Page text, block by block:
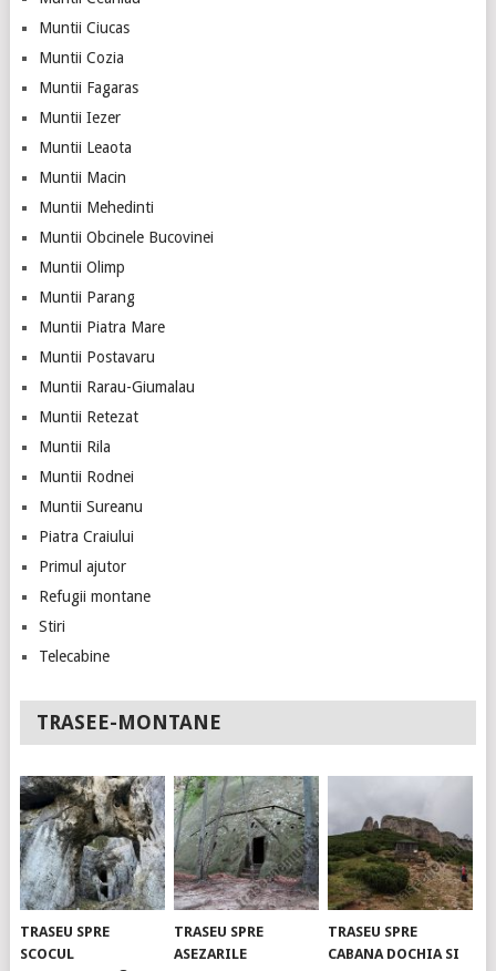
Muntii Ciucas
Muntii Cozia
Muntii Fagaras
Muntii Iezer
Muntii Leaota
Muntii Macin
Muntii Mehedinti
Muntii Obcinele Bucovinei
Muntii Olimp
Muntii Parang
Muntii Piatra Mare
Muntii Postavaru
Muntii Rarau-Giumalau
Muntii Retezat
Muntii Rila
Muntii Rodnei
Muntii Sureanu
Piatra Craiului
Primul ajutor
Refugii montane
Stiri
Telecabine
TRASEE-MONTANE
TRASEU SPRE
SCOCUL
TRASEU SPRE
ASEZARILE
TRASEU SPRE
CABANA DOCHIA SI